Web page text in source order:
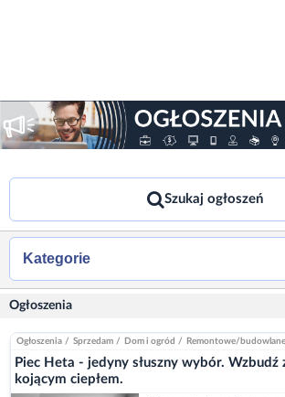
Szukaj ogłoszeń
Kategorie
Ogłoszenia
Ogłoszenia / Sprzedam / Dom i ogród / Remontowe/budowlane
Piec Heta - jedyny słuszny wybór. Wzbudź
kojącym ciepłem.